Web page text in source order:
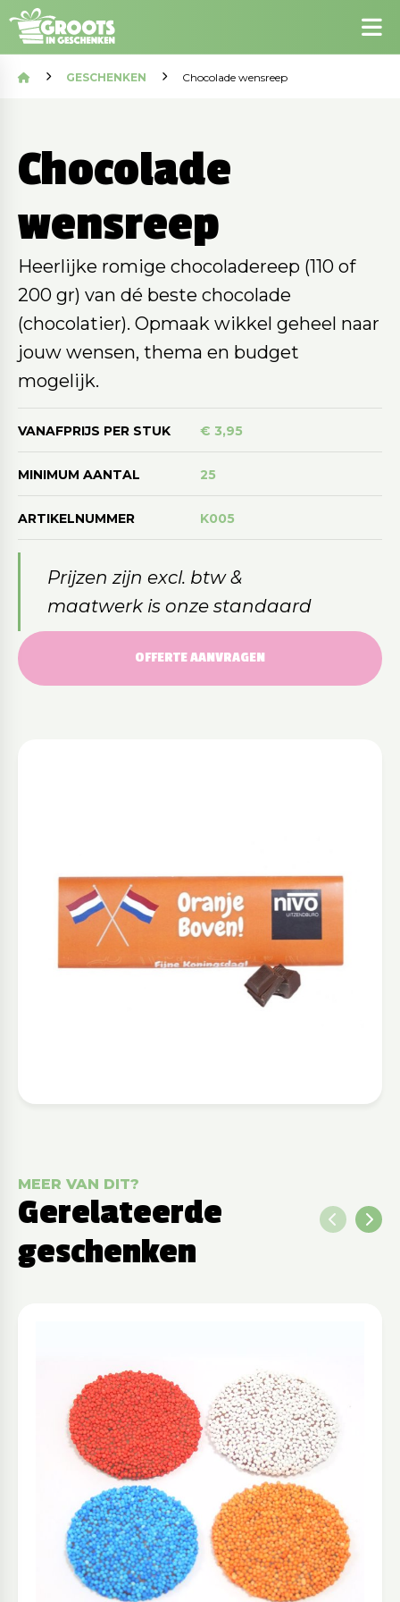
GESCHENKEN Chocolade wensreep
Chocolade
wensreep
Heerlijke romige chocoladereep (110 of
200 gr) van dé beste chocolade
(chocolatier). Opmaak wikkel geheel naar
jouw wensen, thema en budget
mogelijk.
VANAFPRIJS PER STUK € 3,95
MINIMUM AANTAL 25
ARTIKELNUMMER K005
Prijzen zijn excl. btw &
maatwerk is onze standaard
OFFERTE AANVRAGEN
MEER VAN DIT?
Gerelateerde
geschenken